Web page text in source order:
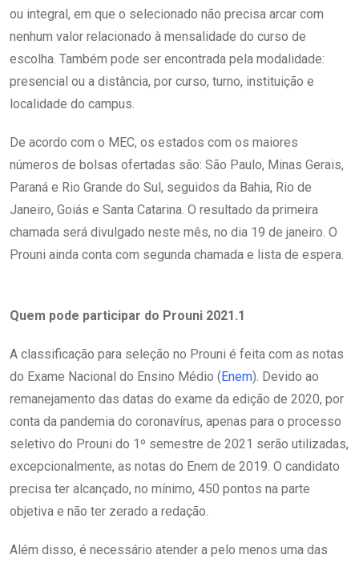
ou integral, em que o selecionado não precisa arcar com
nenhum valor relacionado à mensalidade do curso de
escolha. Também pode ser encontrada pela modalidade:
presencial ou a distância, por curso, turno, instituição e
localidade do campus.
De acordo com o MEC, os estados com os maiores
números de bolsas ofertadas são: São Paulo, Minas Gerais,
Paraná e Rio Grande do Sul, seguidos da Bahia, Rio de
Janeiro, Goiás e Santa Catarina. O resultado da primeira
chamada será divulgado neste mês, no dia 19 de janeiro. O
Prouni ainda conta com segunda chamada e lista de espera.
Quem pode participar do Prouni 2021.1
A classificação para seleção no Prouni é feita com as notas
do Exame Nacional do Ensino Médio (Enem). Devido ao
remanejamento das datas do exame da edição de 2020, por
conta da pandemia do coronavírus, apenas para o processo
seletivo do Prouni do 1º semestre de 2021 serão utilizadas,
excepcionalmente, as notas do Enem de 2019. O candidato
precisa ter alcançado, no mínimo, 450 pontos na parte
objetiva e não ter zerado a redação.
Além disso, é necessário atender a pelo menos uma das